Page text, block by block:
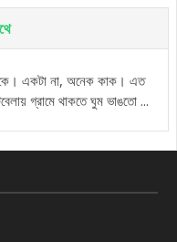
একটা না, অনেক কাক। এত
গ্রামে থাকতে ঘুম ভাঙতো ...